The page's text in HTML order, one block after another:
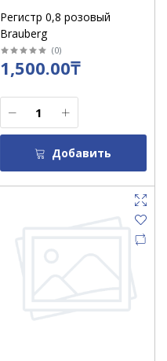
Регистр 0,8 розовый
Brauberg
(0)
1,500.00₸
Добавить